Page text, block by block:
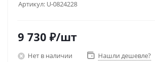
Артикул: U-0824228
9 730 ₽/шт
Нет в наличии Нашли дешевле?